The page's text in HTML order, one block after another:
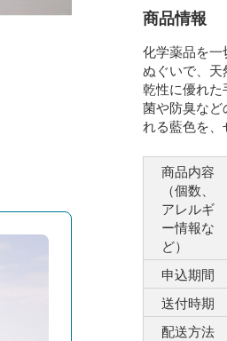
商品情報
化学薬品を
ぬぐいで、
乾性に優れ
菌や防臭など
れる藍色を、
商品内容
（個数、
アレルギ
ー情報な
ど）
申込期間
送付時期
配送方法